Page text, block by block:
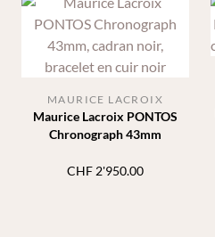
Maurice Lacroix PONTOS
Chronograph 43mm
MAURICE LACROIX
CHF 2'950.00